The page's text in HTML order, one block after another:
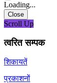
Loading...
Close
Scroll Up
त्वरित सम्पक
शिकायतें
प्रकाशनों